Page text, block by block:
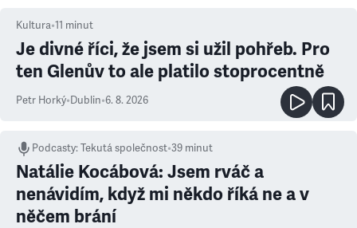
Kultura•11 minut
Je divné říci, že jsem si užil pohřeb. Pro
ten Glenův to ale platilo stoprocentně
Petr Horký•Dublin•6. 8. 2026
Podcasty:Tekutá společnost•39 minut
Natálie Kocábová: Jsem rváč a
nenávidím, když mi někdo říká ne a v
něčem brání